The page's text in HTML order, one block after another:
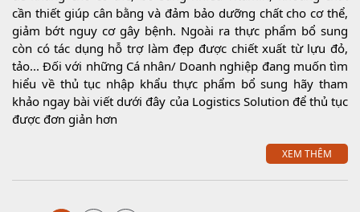
cần thiết giúp cân bằng và đảm bảo dưỡng chất cho cơ thể,
giảm bớt nguy cơ gây bệnh. Ngoài ra thực phẩm bổ sung
còn có tác dụng hỗ trợ làm đẹp được chiết xuất từ lựu đỏ,
tảo... Đối với những Cá nhân/ Doanh nghiệp đang muốn tìm
hiểu về thủ tục nhập khẩu thực phẩm bổ sung hãy tham
khảo ngay bài viết dưới đây của Logistics Solution để thủ tục
được đơn giản hơn
XEM THÊM